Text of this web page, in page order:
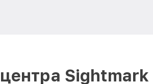
Sightmark